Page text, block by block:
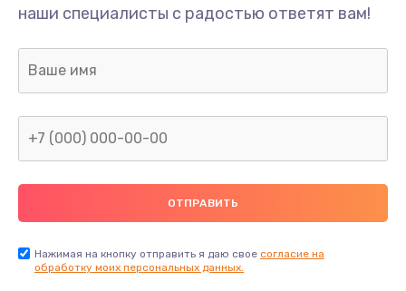
наши специалисты с радостью ответят вам!
Нажимая на кнопку отправить я даю свое согласие на
обработку моих персональных данных.